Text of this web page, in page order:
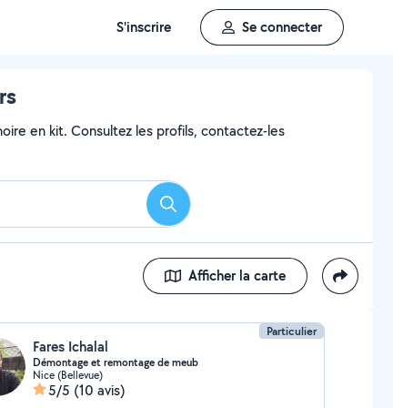
S'inscrire Se connecter
en kit. Consultez les profils, contactez-les
Rechercher
Afficher la carte
Particulier
Fares Ichalal
Démontage et remontage de meub
Nice (Bellevue)
5/5 (10 avis)